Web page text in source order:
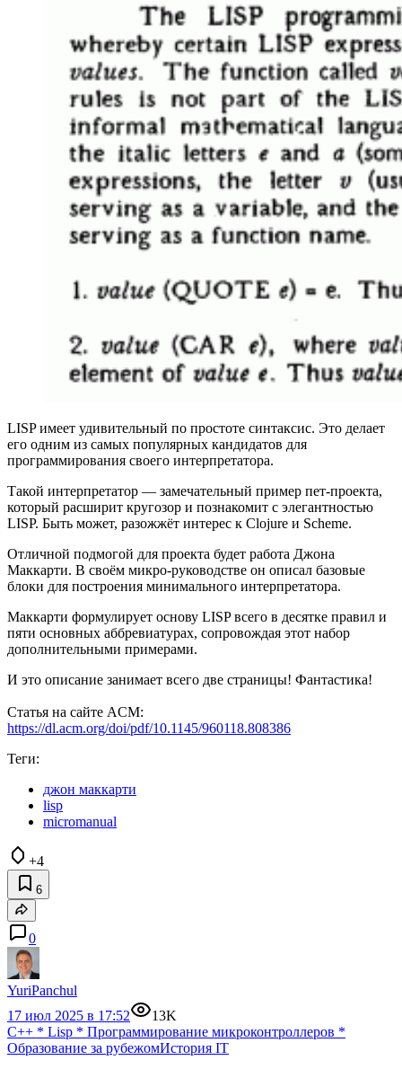
LISP имеет удивительный по простоте синтаксис. Это делает
его одним из самых популярных кандидатов для
программирования своего интерпретатора.
Такой интерпретатор — замечательный пример пет-проекта,
который расширит кругозор и познакомит с элегантностью
LISP. Быть может, разожжёт интерес к Clojure и Scheme.
Отличной подмогой для проекта будет работа Джона
Маккарти. В своём микро-руководстве он описал базовые
блоки для построения минимального интерпретатора.
Маккарти формулирует основу LISP всего в десятке правил и
пяти основных аббревиатурах, сопровождая этот набор
дополнительными примерами.
И это описание занимает всего две страницы! Фантастика!
Статья на сайте ACM:
https://dl.acm.org/doi/pdf/10.1145/960118.808386
Теги:
джон маккарти
lisp
micromanual
+4
6
0
YuriPanchul
17 июл 2025 в 17:52
13K
C++ * Lisp * Программирование микроконтроллеров *
Образование за рубежомИстория IT